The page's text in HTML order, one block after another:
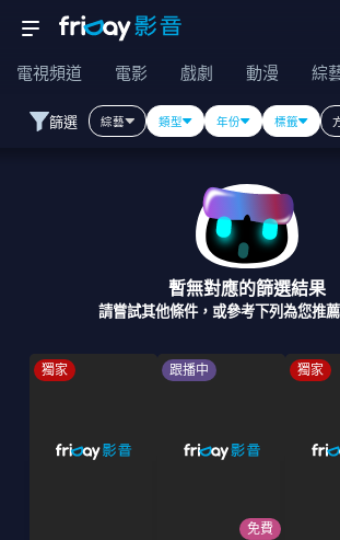
電視頻道 電影 戲劇 動漫 綜
篩選 綜藝 類型 年份 標籤
暫無對應的篩選結果
請嘗試其他條件，或參考下列為您推薦
獨家 跟播中
免費
獨家